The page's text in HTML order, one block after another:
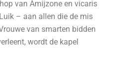
van Amijzone en vicaris
– aan allen die de mis
van smarten bidden
wordt de kapel